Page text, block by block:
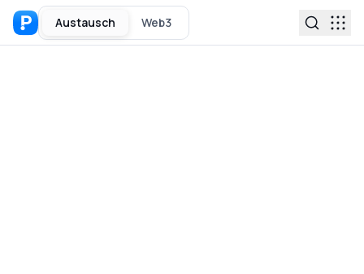
Austausch Web3